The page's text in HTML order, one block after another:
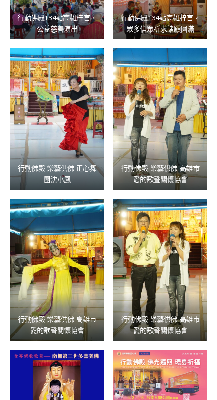
行動佛殿134站高雄梓官，
公益慈善演出
行動佛殿134站高雄梓官，
眾多信眾祈求諸願圓滿
行動佛殿 樂藝供佛 正心舞
團沈小鳳
行動佛殿 樂藝供佛 高雄市
愛的歌聲關懷協會
行動佛殿 樂藝供佛 高雄市
愛的歌聲關懷協會
行動佛殿 樂藝供佛 高雄市
愛的歌聲關懷協會